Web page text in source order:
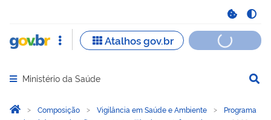
Abrir menu principal de navegação
Ministério da Saúde
Você está aqui:
Página Inicial
Composição Vigilância em Saúde e Ambiente
Programa